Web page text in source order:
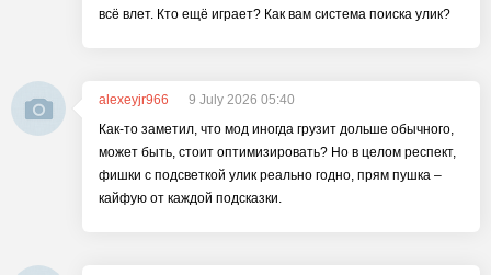
всё влет. Кто ещё играет? Как вам система поиска улик?
alexeyjr966
9 July 2026 05:40
Как-то заметил, что мод иногда грузит дольше обычного,
может быть, стоит оптимизировать? Но в целом респект,
фишки с подсветкой улик реально годно, прям пушка –
кайфую от каждой подсказки.